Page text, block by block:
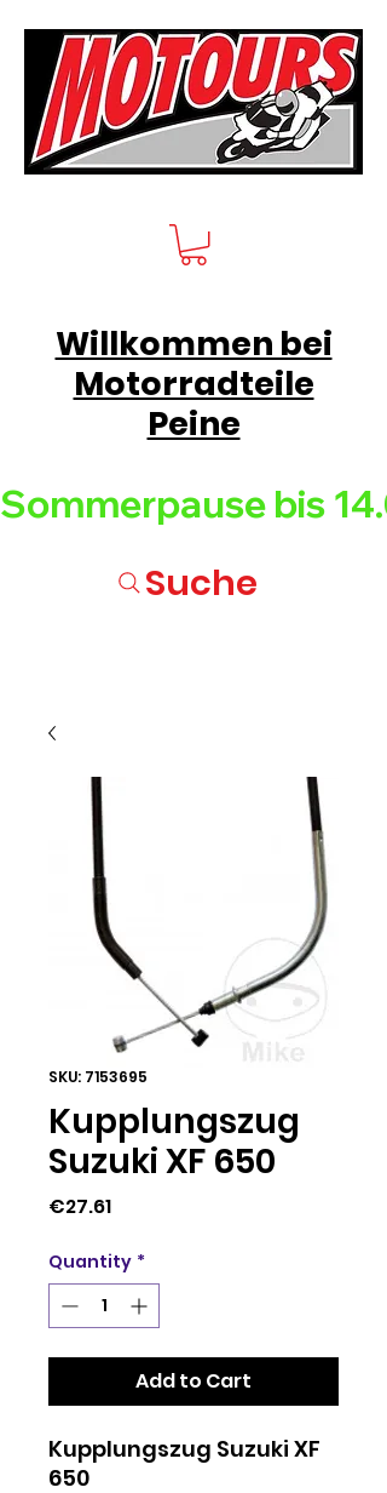
Sommerpause bis
Willkommen bei
Motorradteile
Peine
Suche
SKU: 7153695
Kupplungszug
Suzuki XF 650
€27.61Price
Quantity *
Add to Cart
Kupplungszug Suzuki XF
650